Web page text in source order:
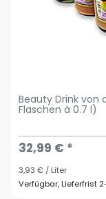
Beauty Drink von
Flaschen à 0.7 l)
32,99 € *
3,93 € / Liter
Verfügbar, Lieferfrist